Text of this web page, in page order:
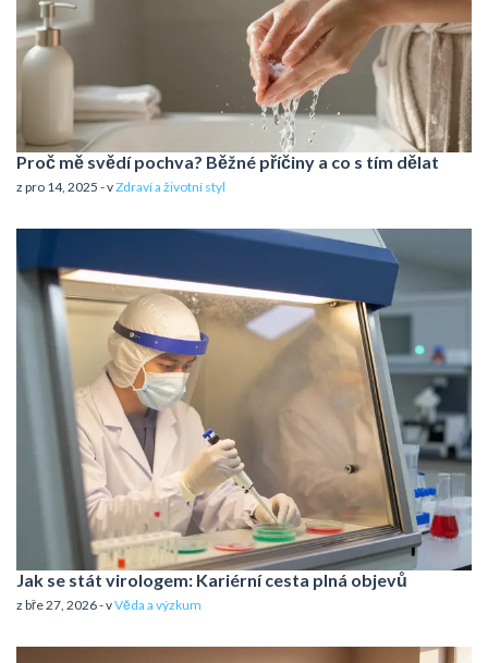
Proč mě svědí pochva? Běžné příčiny a co s tím dělat
z pro 14, 2025 - vZdraví a životní styl
Jak se stát virologem: Kariérní cesta plná objevů
z bře 27, 2026 - vVěda a výzkum